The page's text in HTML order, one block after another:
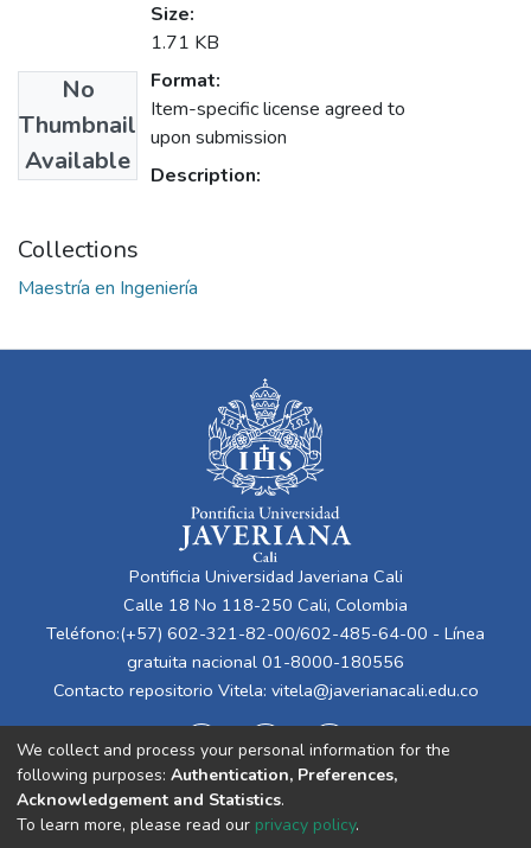
No
Thumbnail
Available
Size:
1.71 KB
Format:
Item-specific license agreed to
upon submission
Description:
Collections
Maestría en Ingeniería
Pontificia Universidad Javeriana Cali
Calle 18 No 118-250 Cali, Colombia
Teléfono:(+57) 602-321-82-00/602-485-64-00 - Línea
gratuita nacional 01-8000-180556
Contacto repositorio Vitela: vitela@javerianacali.edu.co
We collect and process your personal information for the
following purposes: Authentication, Preferences,
Acknowledgement and Statistics.
To learn more, please read our privacy policy.